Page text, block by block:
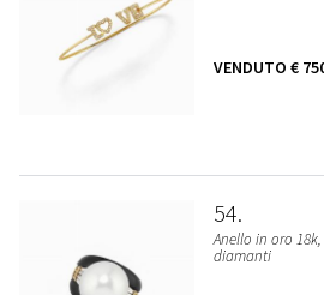
VENDUTO €
54
Anello in oro
diamanti